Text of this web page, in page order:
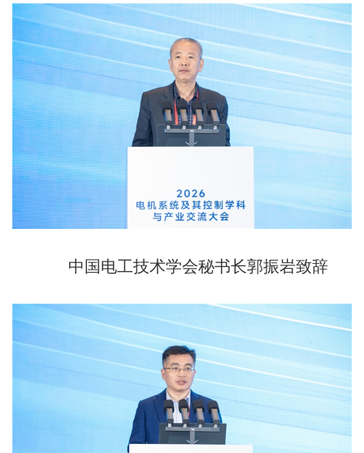
中国电工技术学会秘书长郭振岩致辞